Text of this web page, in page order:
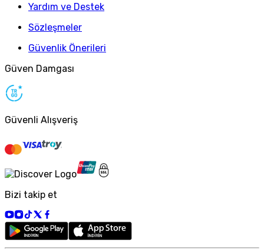
Yardım ve Destek
Sözleşmeler
Güvenlik Önerileri
Güven Damgası
Güvenli Alışveriş
Bizi takip et